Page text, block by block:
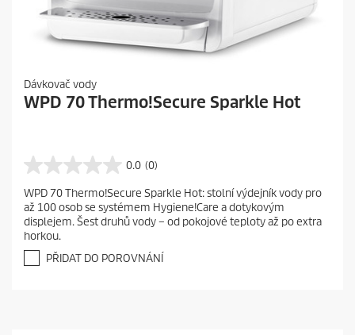
Dávkovač vody
WPD 70 Thermo!Secure Sparkle Hot
0.0 (0)
0
.
0
z
5
h
WPD 70 Thermo!Secure Sparkle Hot: stolní výdejník vody pro
až 100 osob se systémem Hygiene!Care a dotykovým
displejem. Šest druhů vody – od pokojové teploty až po extra
horkou.
PŘIDAT DO POROVNÁNÍ